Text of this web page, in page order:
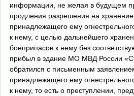
информации, не желая в будущем
продления разрешения на
принадлежащего ему
к нему, с целью дальнейшего
боеприпасов к нему без
прибыл в здание МО МВД России
обратился с письменным
принадлежащего ему
к нему, то есть о преступлении,